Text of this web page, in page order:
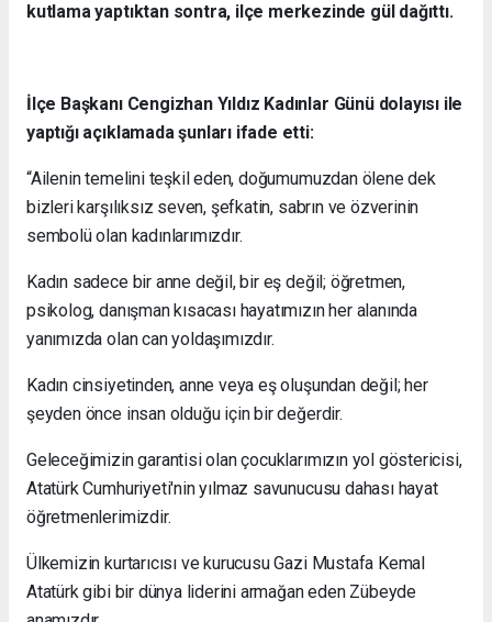
kutlama yaptıktan sontra, ilçe merkezinde gül dağıttı.
İlçe Başkanı Cengizhan Yıldız Kadınlar Günü dolayısı ile
yaptığı açıklamada şunları ifade etti:
“Ailenin temelini teşkil eden, doğumumuzdan ölene dek
bizleri karşılıksız seven, şefkatin, sabrın ve özverinin
sembolü olan kadınlarımızdır.
Kadın sadece bir anne değil, bir eş değil; öğretmen,
psikolog, danışman kısacası hayatımızın her alanında
yanımızda olan can yoldaşımızdır.
Kadın cinsiyetinden, anne veya eş oluşundan değil; her
şeyden önce insan olduğu için bir değerdir.
Geleceğimizin garantisi olan çocuklarımızın yol göstericisi,
Atatürk Cumhuriyeti'nin yılmaz savunucusu dahası hayat
öğretmenlerimizdir.
Ülkemizin kurtarıcısı ve kurucusu Gazi Mustafa Kemal
Atatürk gibi bir dünya liderini armağan eden Zübeyde